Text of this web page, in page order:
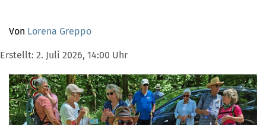
Von Lorena Greppo
Erstellt: 2. Juli 2026, 14:00 Uhr